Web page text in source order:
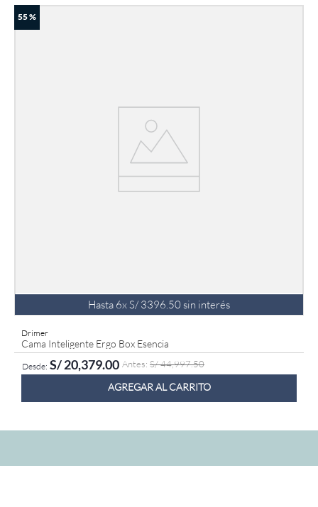
55 %
Hasta 6xS/ 3396 50 sin interés
Drimer
Cama Inteligente Ergo Box Esencia
S/20,379.00 S/44,997.50
AGREGAR AL CARRITO